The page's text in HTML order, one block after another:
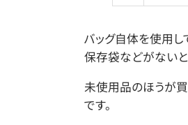
バッグ自体を使用し
保存袋などがないと
未使用品のほうが
です。